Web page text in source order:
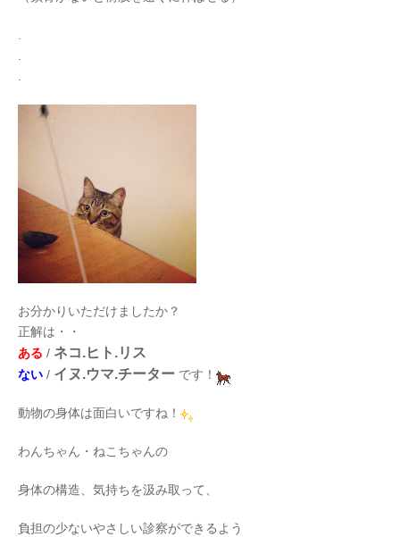
.
.
.
お分かりいただけましたか？
正解は・・
ある / ネコ.ヒト.リス
ない / イヌ.ウマ.チーター です！
動物の身体は面白いですね！
わんちゃん・ねこちゃんの
身体の構造、気持ちを汲み取って、
負担の少ないやさしい診察ができるよう